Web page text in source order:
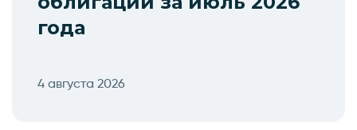
года
4 августа 2026